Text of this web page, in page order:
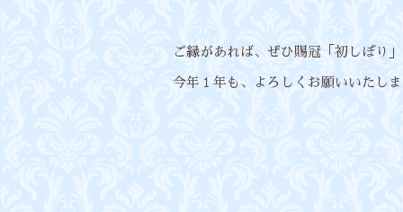
ご縁があれば、ぜひ賜冠「初しぼり
今年１年も、よろしくお願いいたしま